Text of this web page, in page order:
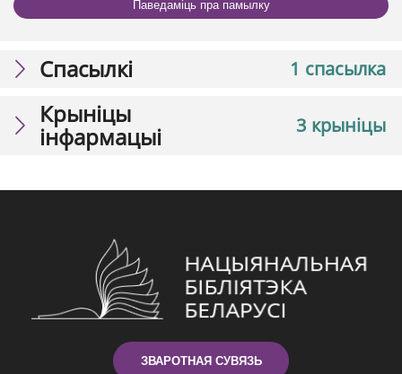
Паведаміць пра памылку
1 спасылка
Спасылкі
3 крыніцы
Крыніцы
інфармацыі
ЗВАРОТНАЯ СУВЯЗЬ